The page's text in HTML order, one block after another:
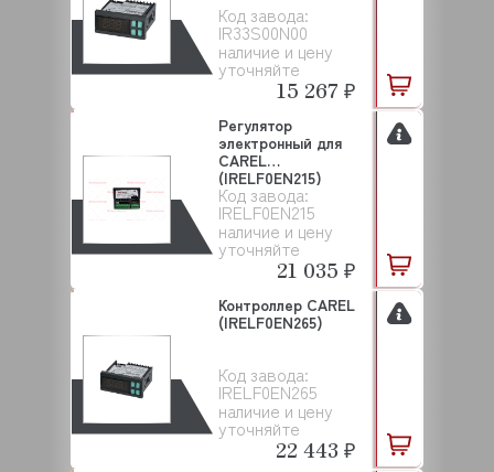
Код завода:
IR33S00N00
наличие и цену
уточняйте
15 267 ₽
Код завода:
IRELF0EN215
наличие и цену
уточняйте
Регулятор
электронный для
CAREL
(IRELF0EN215)
21 035 ₽
Код завода:
IRELF0EN265
наличие и цену
уточняйте
Контроллер CAREL
(IRELF0EN265)
22 443 ₽